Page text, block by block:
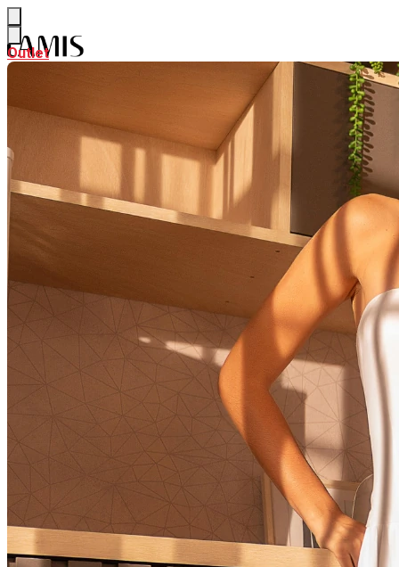
Outlet
Ver NEW
ALFAIATARIA
CURADORIA DE VERÃO
Ver PARTE DE CIMA
BODY & BLUSAS
CAMISAS & BATAS
CALÇAS & SHORTS
SAIAS
SAIAS CURTAS
SAIAS MIDI
SAIAS LONGAS
LOOK INTEIRO
Ver LOOK INTEIRO
CONJUNTOS
MACACÃO
VESTIDOS
VESTIDOS LONGOS
VESTIDOS MIDI & MÉDIOS
SOBREPOSIÇÃO
Ver SOBREPOSIÇÃO
BLAZER & SPENCER
CARDIGANS & SUÉTER